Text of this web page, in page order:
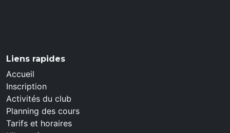
Liens rapides
Accueil
Inscription
Activités du club
Planning des cours
Tarifs et horaires